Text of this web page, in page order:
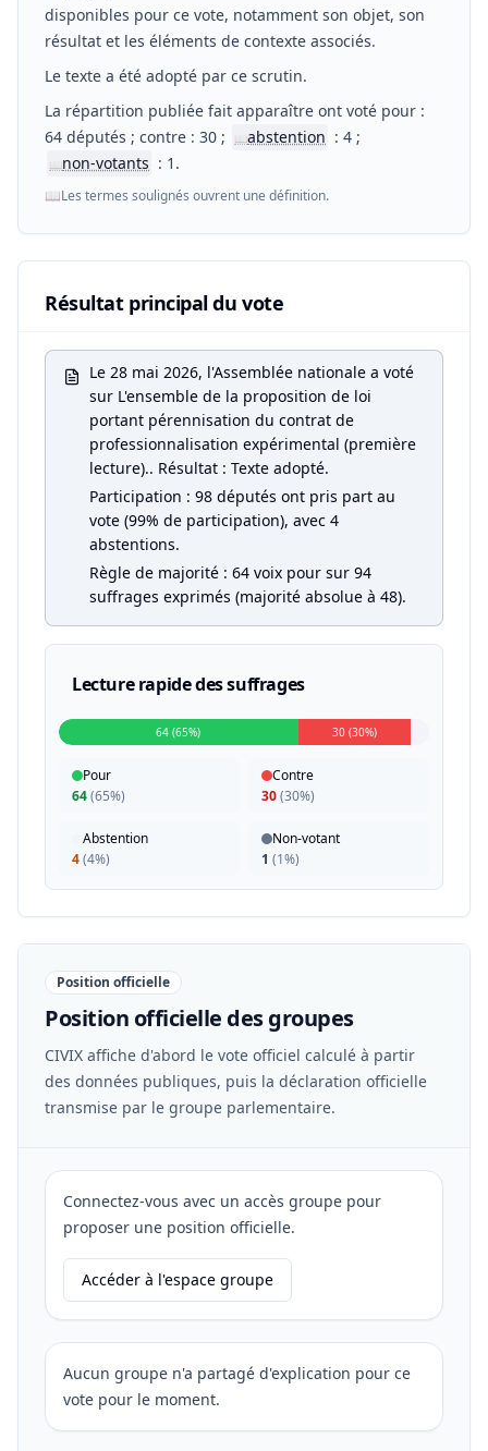
disponibles pour ce vote, notamment son objet, son
résultat et les éléments de contexte associés.
Le texte a été adopté par ce scrutin.
La répartition publiée fait apparaître ont voté pour :
64 députés ; contre : 30 ;
📖abstention : 4 ;
📖non-votants : 1.
📖Les termes soulignés ouvrent une définition.
Résultat principal du vote
Le 28 mai 2026, l'Assemblée nationale a voté
sur L'ensemble de la proposition de loi
portant pérennisation du contrat de
professionnalisation expérimental (première
lecture).. Résultat : Texte adopté.
Participation : 98 députés ont pris part au
vote (99% de participation), avec 4
abstentions.
Règle de majorité : 64 voix pour sur 94
suffrages exprimés (majorité absolue à 48).
Lecture rapide des suffrages
64 (65%) 30 (30%)
Pour
64(65%)
Contre
30(30%)
Abstention
4(4%)
Non-votant
1 (1%)
Position officielle
Position officielle des groupes
CIVIX affiche d'abord le vote officiel calculé à partir
des données publiques, puis la déclaration officielle
transmise par le groupe parlementaire.
Connectez-vous avec un accès groupe pour
proposer une position officielle.
Accéder à l'espace groupe
Aucun groupe n'a partagé d'explication pour ce
vote pour le moment.